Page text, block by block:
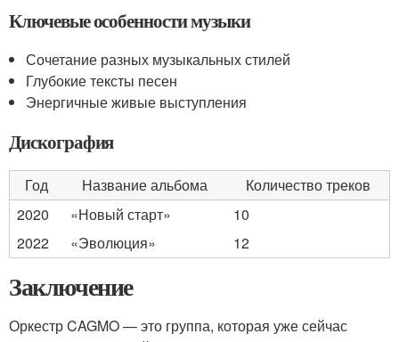
Ключевые особенности музыки
Сочетание разных музыкальных стилей
Глубокие тексты песен
Энергичные живые выступления
Дискография
Год Название альбома
Количество треков
2020
«Новый старт»
10
2022
«Эволюция» 12
Заключение
Оркестр CAGMO — это группа, которая уже сейчас